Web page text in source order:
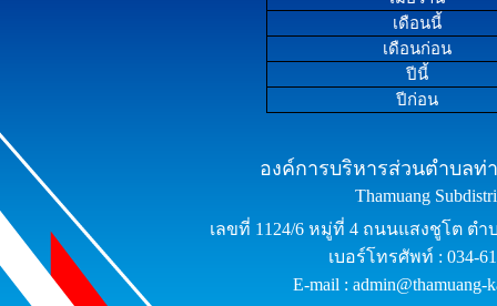
เดือนนี้
เดือนก่อน
ปีนี้
ปีก่อน
องค์การบริหารส่วนตำบลท่
Thamuang
เลขที่ 1124/6 หมู่ที่ 4 ถนนแสงชูโต ต
เบอร์โทรศัพท์ : 034-
E-mail : admin@thamuang-